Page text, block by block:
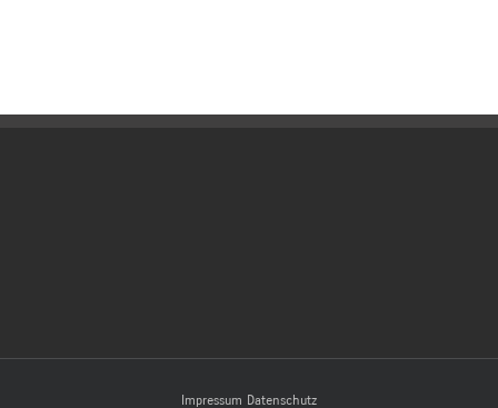
Impressum Datenschutz